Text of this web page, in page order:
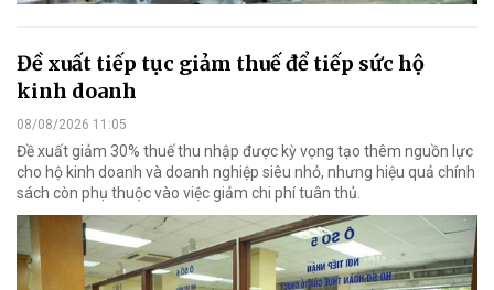
Đề xuất tiếp tục giảm thuế để tiếp sức hộ
kinh doanh
08/08/2026 11:05
Đề xuất giảm 30% thuế thu nhập được kỳ vọng tạo thêm nguồn lực
cho hộ kinh doanh và doanh nghiệp siêu nhỏ, nhưng hiệu quả chính
sách còn phụ thuộc vào việc giảm chi phí tuân thủ.